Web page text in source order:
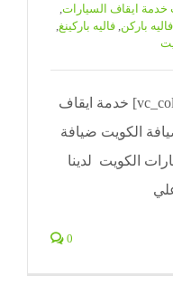
ايقاف السيارات
,فاليه باركن ,فاليه باركينغ
[vc_row][vc_column][vc_column_text] خدمة ايقاف
الكويت | 65080771| ضيافة الكويت ضيافة
الكويت لدينا
0